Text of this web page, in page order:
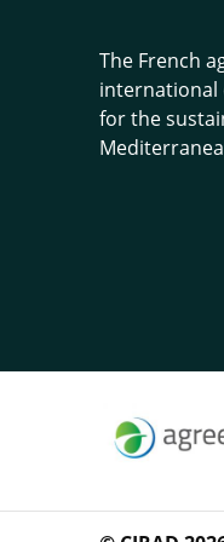
The French
international
for the